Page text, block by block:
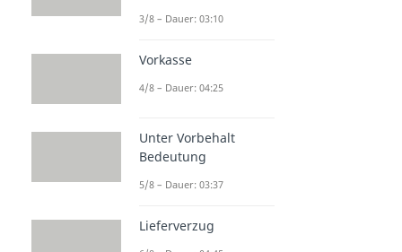
3/8 – Dauer: 03:10
Vorkasse
4/8 – Dauer: 04:25
Unter Vorbehalt
Bedeutung
5/8 – Dauer: 03:37
Lieferverzug